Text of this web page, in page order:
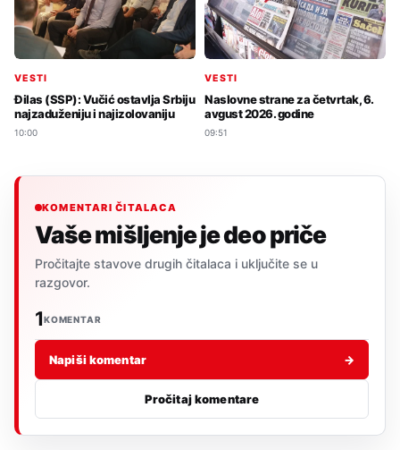
VESTI
Đilas (SSP): Vučić ostavlja Srbiju
najzaduženiju i najizolovaniju
10:00
VESTI
Naslovne strane za četvrtak, 6.
avgust 2026. godine
09:51
KOMENTARI ČITALACA
Vaše mišljenje je deo priče
Pročitajte stavove drugih čitalaca i uključite se u
razgovor.
1KOMENTAR
Napiši komentar →
Pročitaj komentare